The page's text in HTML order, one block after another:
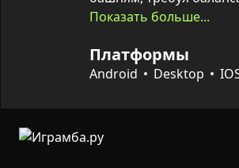
главной башни.
Победы приносят
арены открывает
подняться в рейтинге за
Показать больше...
Платформы
Android Desktop